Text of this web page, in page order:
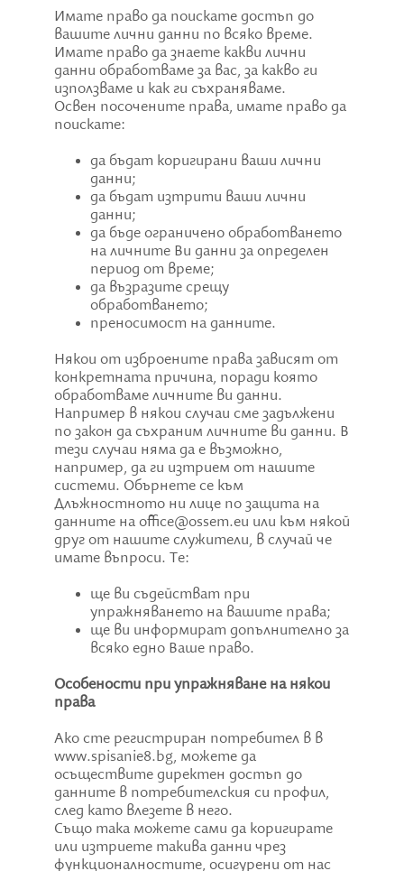
Имате право да поискате достъп до
вашите лични данни по всяко време.
Имате право да знаете какви лични
данни обработваме за вас, за какво ги
използваме и как ги съхраняваме.
Освен посочените права, имате право да
поискате:
да бъдат коригирани ваши лични
данни;
да бъдат изтрити ваши лични
данни;
да бъде ограничено обработването
на личните Ви данни за определен
период от време;
да възразите срещу
обработването;
преносимост на данните.
Някои от изброените права зависят от
конкретната причина, поради която
обработваме личните ви данни.
Например в някои случаи сме задължени
по закон да съхраним личните ви данни. В
тези случаи няма да е възможно,
например, да ги изтрием от нашите
системи. Обърнете се към
Длъжностното ни лице по защита на
данните на office@ossem.eu или към някой
друг от нашите служители, в случай че
имате въпроси. Те:
ще ви съдействат при
упражняването на вашите права;
ще ви информират допълнително за
всяко едно Ваше право.
Особености при упражняване на някои
права
Ако сте регистриран потребител в в
www.spisanie8.bg, можете да
осъществите директен достъп до
данните в потребителския си профил,
след като влезете в него.
Също така можете сами да коригирате
или изтриете такива данни чрез
функционалностите, осигурени от нас